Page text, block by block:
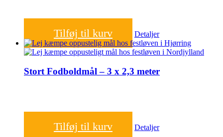
Tilføj til kurv Detaljer
Stort Fodboldmål – 3 x 2,3 meter
Tilføj til kurv Detaljer